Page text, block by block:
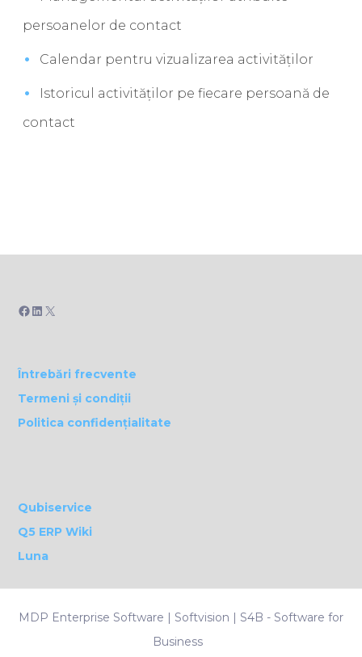
persoanelor de contact
Calendar pentru vizualizarea activităților
Istoricul activităților pe fiecare persoană de
contact
Facebook
LinkedIn
X
Întrebări frecvente
Termeni și condiții
Politica confidențialitate
Qubiservice
Q5 ERP Wiki
Luna
MDP Enterprise Software | Softvision | S4B - Software for
Business